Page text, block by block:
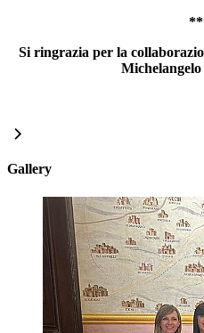
Si ringrazia per la
Gallery